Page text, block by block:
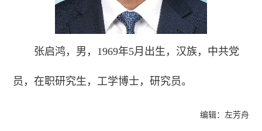
张启鸿，男，1969年5月出生，汉族，中共党
员，在职研究生，工学博士，研究员。
编辑：左芳舟